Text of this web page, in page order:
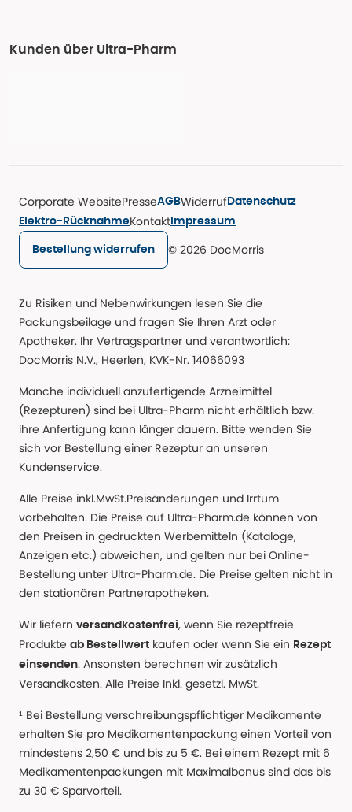
Kunden über Ultra-Pharm
Corporate WebsitePresseAGBWiderruf Datenschutz
Elektro-RücknahmeKontakt Impressum
Bestellung widerrufen © 2026 DocMorris
Zu Risiken und Nebenwirkungen lesen Sie die
Packungsbeilage und fragen Sie Ihren Arzt oder
Apotheker. Ihr Vertragspartner und verantwortlich:
DocMorris N.V., Heerlen, KVK-Nr. 14066093
Manche individuell anzufertigende Arzneimittel
(Rezepturen) sind bei Ultra-Pharm nicht erhältlich bzw.
ihre Anfertigung kann länger dauern. Bitte wenden Sie
sich vor Bestellung einer Rezeptur an unseren
Kundenservice.
Alle Preise inkl.MwSt.Preisänderungen und Irrtum
vorbehalten. Die Preise auf Ultra-Pharm.de können von
den Preisen in gedruckten Werbemitteln (Kataloge,
Anzeigen etc.) abweichen, und gelten nur bei Online-
Bestellung unter Ultra-Pharm.de. Die Preise gelten nicht in
den stationären Partnerapotheken.
Wir liefern versandkostenfrei, wenn Sie rezeptfreie
Produkte ab Bestellwert kaufen oder wenn Sie ein Rezept
einsenden. Ansonsten berechnen wir zusätzlich
Versandkosten. Alle Preise Inkl. gesetzl. MwSt.
¹ Bei Bestellung verschreibungspflichtiger Medikamente
erhalten Sie pro Medikamentenpackung einen Vorteil von
mindestens 2,50 € und bis zu 5 €. Bei einem Rezept mit 6
Medikamentenpackungen mit Maximalbonus sind das bis
zu 30 € Sparvorteil.